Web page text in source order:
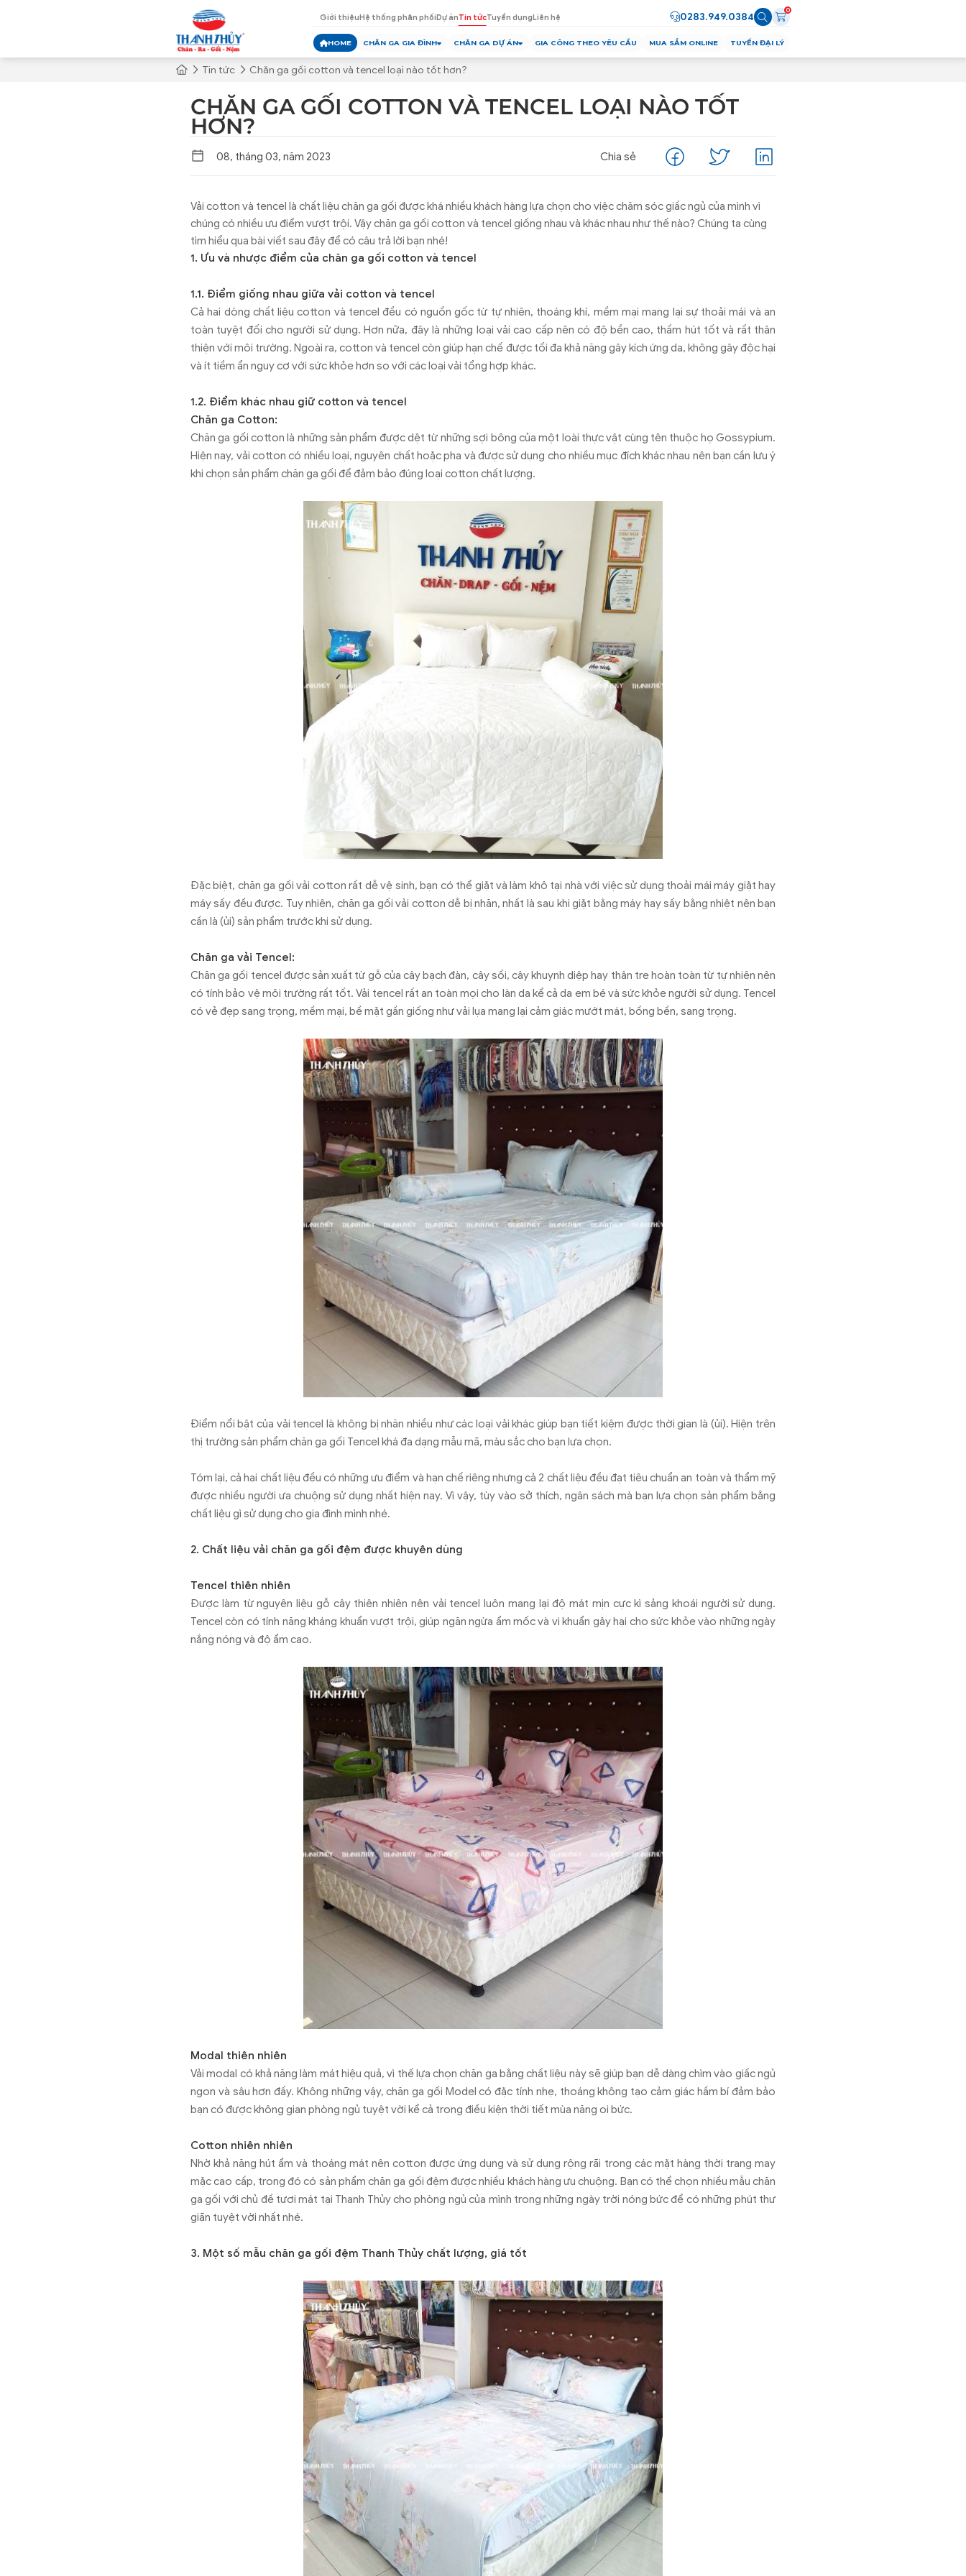
Giới thiệuHệ thống phân phốiDự ánTin tứcTuyển dụngLiên hệ 0283.949.0384
0
HOME CHĂN GA GIA ĐÌNH CHĂN GA DỰ ÁN GIA CÔNG THEO YÊU CẦU MUA SẮM ONLINE TUYỂN ĐẠI LÝ
Tin tức Chăn ga gối cotton và tencel loại nào tốt hơn?
CHĂN GA GỐI COTTON VÀ TENCEL LOẠI NÀO TỐT
HƠN?
08, tháng 03, năm 2023 Chia sẻ
Vải cotton và tencel là chất liệu chăn ga gối được khá nhiều khách hàng lựa chọn cho việc chăm sóc giấc ngủ của mình vì
chúng có nhiều ưu điểm vượt trội. Vậy chăn ga gối cotton và tencel giống nhau và khác nhau như thế nào? Chúng ta cùng
tìm hiểu qua bài viết sau đây để có câu trả lời bạn nhé!
1. Ưu và nhược điểm của chăn ga gối cotton và tencel
1.1. Điểm giống nhau giữa vải cotton và tencel
Cả hai dòng chất liệu cotton và tencel đều có nguồn gốc từ tự nhiên, thoáng khí, mềm mại mang lại sự thoải mái và an
toàn tuyệt đối cho người sử dụng. Hơn nữa, đây là những loại vải cao cấp nên có độ bền cao, thấm hút tốt và rất thân
thiện với môi trường. Ngoài ra, cotton và tencel còn giúp hạn chế được tối đa khả năng gây kích ứng da, không gây độc hại
và ít tiềm ẩn nguy cơ với sức khỏe hơn so với các loại vải tổng hợp khác.
1.2. Điểm khác nhau giữ cotton và tencel
Chăn ga Cotton:
Chăn ga gối cotton là những sản phẩm được dệt từ những sợi bông của một loài thực vật cùng tên thuộc họ Gossypium.
Hiện nay, vải cotton có nhiều loại, nguyên chất hoặc pha và được sử dụng cho nhiều mục đích khác nhau nên bạn cần lưu ý
khi chọn sản phẩm chăn ga gối để đảm bảo đúng loại cotton chất lượng.
Đặc biệt, chăn ga gối vải cotton rất dễ vệ sinh, bạn có thể giặt và làm khô tại nhà với việc sử dụng thoải mái máy giặt hay
máy sấy đều được. Tuy nhiên, chăn ga gối vải cotton dễ bị nhăn, nhất là sau khi giặt bằng máy hay sấy bằng nhiệt nên bạn
cần là (ủi) sản phẩm trước khi sử dụng.
Chăn ga vải Tencel:
Chăn ga gối tencel được sản xuất từ gỗ của cây bạch đàn, cây sồi, cây khuynh diệp hay thân tre hoàn toàn từ tự nhiên nên
có tính bảo vệ môi trường rất tốt. Vải tencel rất an toàn mọi cho làn da kể cả da em bé và sức khỏe người sử dụng. Tencel
có vẻ đẹp sang trọng, mềm mại, bề mặt gần giống như vải lụa mang lại cảm giác mướt mát, bồng bền, sang trọng.
Điểm nổi bật của vải tencel là không bị nhăn nhiều như các loại vải khác giúp bạn tiết kiệm được thời gian là (ủi). Hiện trên
thị trường sản phẩm chăn ga gối Tencel khá đa dạng mẫu mã, màu sắc cho bạn lựa chọn.
Tóm lại, cả hai chất liệu đều có những ưu điểm và hạn chế riêng nhưng cả 2 chất liệu đều đạt tiêu chuẩn an toàn và thẩm mỹ
được nhiều người ưa chuộng sử dụng nhất hiện nay. Vì vậy, tùy vào sở thích, ngân sách mà bạn lựa chọn sản phẩm bằng
chất liệu gì sử dụng cho gia đình mình nhé.
2. Chất liệu vải chăn ga gối đệm được khuyên dùng
Tencel thiên nhiên
Được làm từ nguyên liệu gỗ cây thiên nhiên nên vải tencel luôn mang lại độ mát mịn cực kì sảng khoái người sử dụng.
Tencel còn có tính năng kháng khuẩn vượt trội, giúp ngăn ngừa ẩm mốc và vi khuẩn gây hại cho sức khỏe vào những ngày
nắng nóng và độ ẩm cao.
Modal thiên nhiên
Vải modal có khả năng làm mát hiệu quả, vì thế lựa chọn chăn ga bằng chất liệu này sẽ giúp bạn dễ dàng chìm vào giấc ngủ
ngon và sâu hơn đấy. Không những vậy, chăn ga gối Model có đặc tính nhẹ, thoáng không tạo cảm giác hầm bí đảm bảo
bạn có được không gian phòng ngủ tuyệt vời kể cả trong điều kiện thời tiết mùa năng oi bức.
Cotton nhiên nhiên
Nhờ khả năng hút ẩm và thoáng mát nên cotton được ứng dụng và sử dụng rộng rãi trong các mặt hàng thời trang may
mặc cao cấp, trong đó có sản phẩm chăn ga gối đệm được nhiều khách hàng ưu chuộng. Bạn có thể chọn nhiều mẫu chăn
ga gối với chủ đề tươi mát tại Thanh Thủy cho phòng ngủ của mình trong những ngày trời nóng bức để có những phút thư
giãn tuyệt vời nhất nhé.
3. Một số mẫu chăn ga gối đệm Thanh Thủy chất lượng, giá tốt